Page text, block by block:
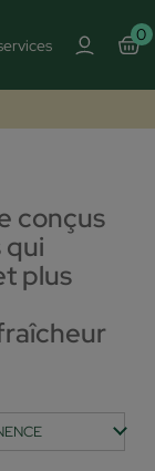
0
conçus
qui
plus